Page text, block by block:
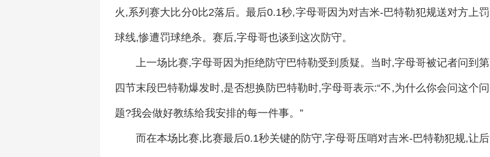
火,系列赛大比分0比2落后。最后0.1秒,字母哥因为对吉米-巴特勒犯规送对方上罚
球线,惨遭罚球绝杀。赛后,字母哥也谈到这次防守。
上一场比赛,字母哥因为拒绝防守巴特勒受到质疑。当时,字母哥被记者问到第
四节末段巴特勒爆发时,是否想换防巴特勒时,字母哥表示:“不,为什么你会问这个问
题?我会做好教练给我安排的每一件事。”
而在本场比赛,比赛最后0.1秒关键的防守,字母哥压哨对吉米-巴特勒犯规,让后